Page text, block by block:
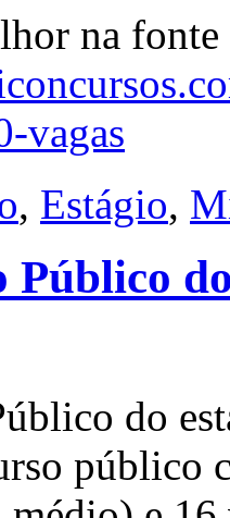
na
vagas
, Estágio,
do
público